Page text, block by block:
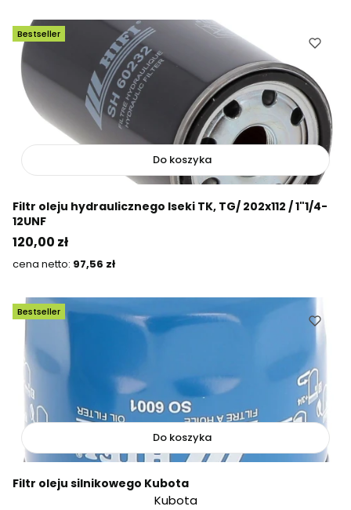
Bestseller
Do koszyka
Filtr oleju hydraulicznego Iseki TK, TG/ 202x112 / 1"1/4-
12UNF
Cena
120,00 zł
Cena
97,56 zł
Bestseller
Do koszyka
Filtr oleju silnikowego Kubota
Kubota